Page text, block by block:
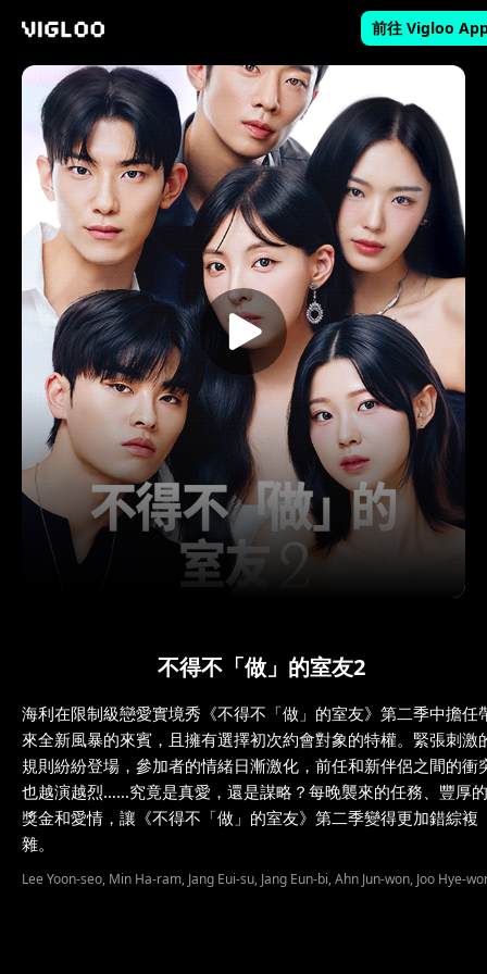
前往 Vigloo
不得不「做」的室友2
海利在限制級戀愛實境秀《不得不「做」的室友》第二季中擔任
來全新風暴的來賓，且擁有選擇初次約會對象的特權。緊張刺激
規則紛紛登場，參加者的情緒日漸激化，前任和新伴侶之間的衝
也越演越烈……究竟是真愛，還是謀略？每晚襲來的任務、豐厚的
獎金和愛情，讓《不得不「做」的室友》第二季變得更加錯綜複
雜。
Lee Yoon-seo, Min Ha-ram, Jang Eui-su, Jang Eun-bi, Ahn Jun-won, Joo Hye-